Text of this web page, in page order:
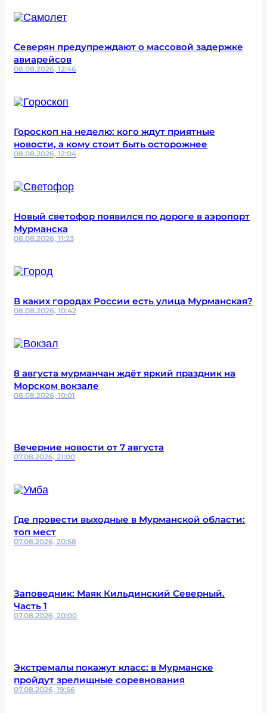
Северян предупреждают о массовой задержке
авиарейсов
08.08.2026, 12:46
Гороскоп на неделю: кого ждут приятные
новости, а кому стоит быть осторожнее
08.08.2026, 12:04
Новый светофор появился по дороге в аэропорт
Мурманска
08.08.2026, 11:23
В каких городах России есть улица Мурманская?
08.08.2026, 10:42
8 августа мурманчан ждёт яркий праздник на
Морском вокзале
08.08.2026, 10:01
Вечерние новости от 7 августа
07.08.2026, 21:00
Где провести выходные в Мурманской области:
топ мест
07.08.2026, 20:58
Заповедник: Маяк Кильдинский Северный.
Часть 1
07.08.2026, 20:00
Экстремалы покажут класс: в Мурманске
пройдут зрелищные соревнования
07.08.2026, 19:56